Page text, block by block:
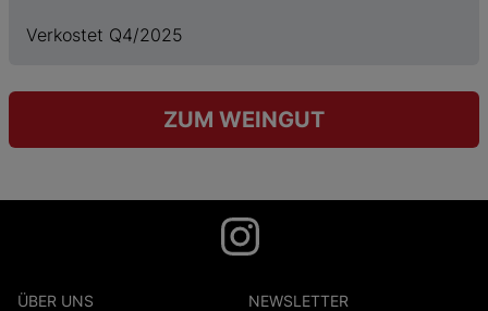
Verkostet Q4/2025
ZUM WEINGUT
ÜBER UNS
NEWSLETTER